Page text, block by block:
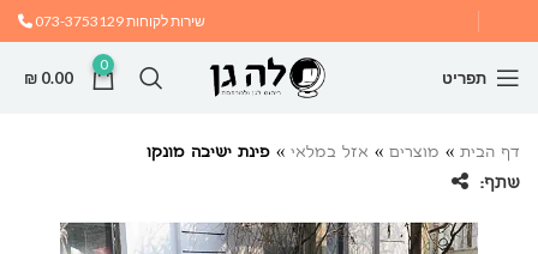
שירות לקוחות073-3753129
תפריט
0
₪ 0.00
דף הבית » מוצרים » אזל במלאי » פינת ישיבה מונקו
שתף: